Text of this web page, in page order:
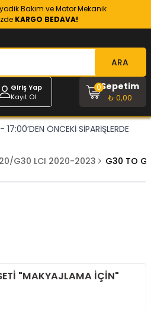
Bakım ve Motor Mekanik
KARGO BEDAVA!
ARA
Giriş Yap
Kayıt Ol
Sepetim
₺ 0,00
0
- 17:00’DEN ÖNCEKİ SİPARİŞLERDE
G30 LCI 2020-2023 G30 TO
"MAKYAJLAMA İÇİN"